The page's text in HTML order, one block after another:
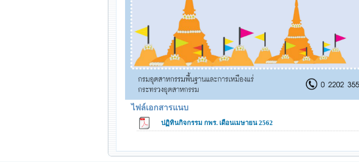
ไฟล์เอกสารแนบ
ปฏิทินกิจกรรม กพร. เดือนเมษายน 2562